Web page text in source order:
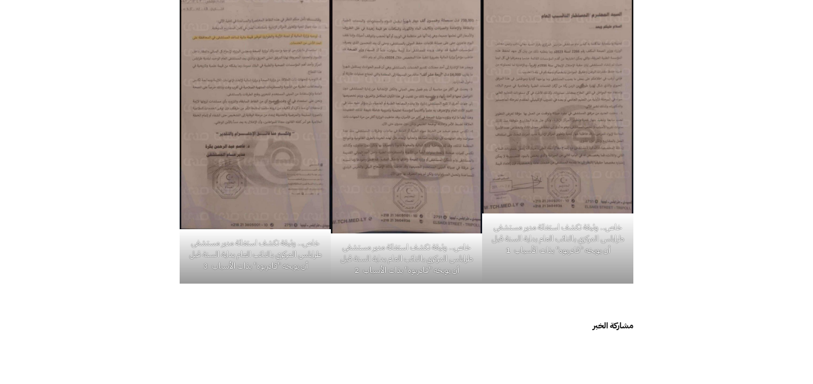
خاص.. وثيقة تكشف استغاثة مدير مستشفى
طرابلس المركزي بالنائب العام بداية السنة قبل
أن يوبخه "قادربوه" بذات الأسباب 1
خاص.. وثيقة تكشف استغاثة مدير مستشفى
طرابلس المركزي بالنائب العام بداية السنة قبل
أن يوبخه "قادربوه" بذات الأسباب 2
خاص.. وثيقة تكشف استغاثة مدير مستشفى
طرابلس المركزي بالنائب العام بداية السنة قبل
أن يوبخه "قادربوه" بذات الأسباب 3
مشاركة الخبر